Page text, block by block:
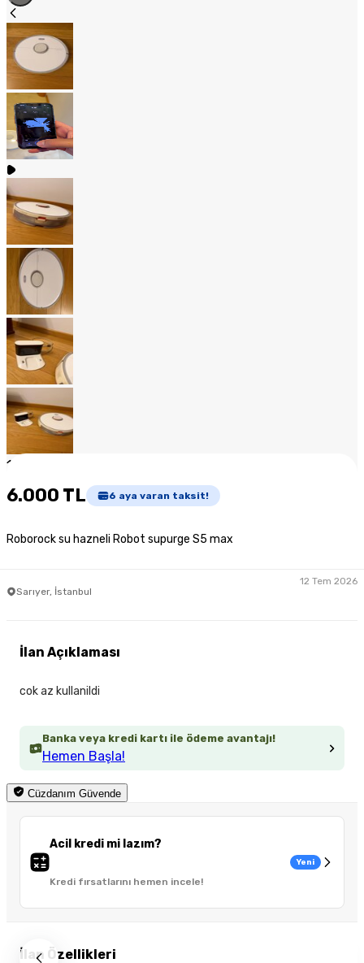
1
6.000 TL 6 aya varan taksit!
Roborock su hazneli Robot supurge S5 max
Sarıyer, İstanbul
12 Tem 2026
Banka veya kredi kartı ile ödeme avantajı!
Hemen Başla!
Cüzdanım Güvende
Acil kredi mi lazım?
Kredi fırsatlarını hemen incele!
Yeni
İlan Özellikleri
İlan Açıklaması
cok az kullanildi